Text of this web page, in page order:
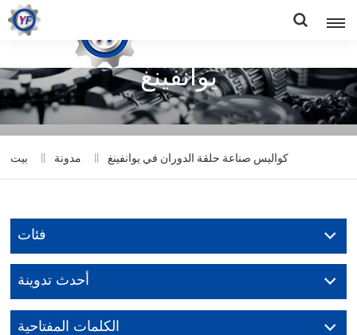
كواليس صناعة حلقة الدوران في
يوانفينغ
بيت مدونة كواليس صناعة حلقة الدوران في يوانفينغ
فئات
أحدث تدوينة
الكلمات المفتاحية